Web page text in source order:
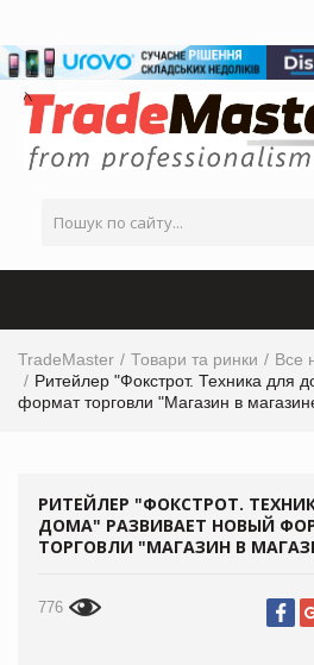
TradeMaster Товари та ринки
Все
Ритейлер "Фокстрот. Техника для
формат торговли "Магазин в
РИТЕЙЛЕР "ФОКСТРОТ.
ДОМА" РАЗВИВАЕТ НОВЫЙ
ТОРГОВЛИ "МАГАЗИН В
776